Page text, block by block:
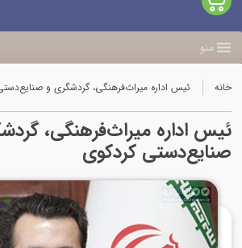
منو
خانه ئیس اداره میراث‌فرهنگی، گردشگری و
ئیس اداره میراث‌فرهنگی،
صنایع‌دستی کردکوی